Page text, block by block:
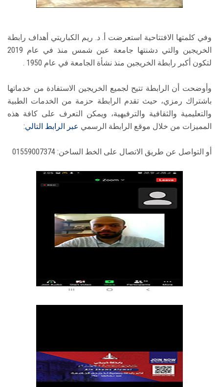
وفي كلمتها الافتتاحية استعرضت أ. د. ريم الكباريتي أهداف رابطة
الخريجين والتي دشنتها جامعة عين شمس منذ في عام 2019
لتكون أكبر رابطة الخريجين منذ نشأة الجامعة في عام 1950 .
وأوضحت أن الرابطة تتيح لجميع الخريجين الاستفادة من خدماتها
باشتراك رمزي، حيث تقدم الرابطة حزمة من الخدمات الطبية
والتعليمية والثقافية والترفيهية، ويمكن التعرف على كافة هذه
المميزات من خلال موقع الرابطة الرسمي عبر الرابط التالي:
أو التواصل عن طريق الاتصال على الخط الساخن: 01559007374